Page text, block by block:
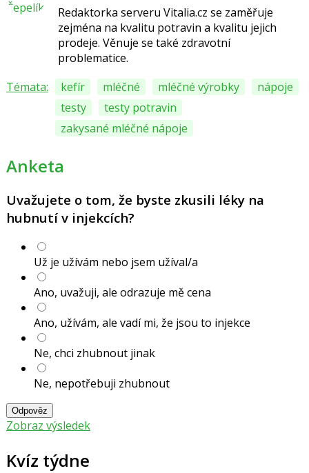
Redaktorka serveru Vitalia.cz se zaměřuje
zejména na kvalitu potravin a kvalitu jejich
prodeje. Věnuje se také zdravotní
problematice.
Témata:
kefír mléčné mléčné výrobky
nápoje
testy
testy potravin
zakysané mléčné nápoje
Anketa
Uvažujete o tom, že byste zkusili léky na
hubnutí v injekcích?
Už je užívám nebo jsem užíval/a
Ano, uvažuji, ale odrazuje mě cena
Ano, užívám, ale vadí mi, že jsou to injekce
Ne, chci zhubnout jinak
Ne, nepotřebuji zhubnout
Odpověz
Zobraz výsledek
Kvíz týdne